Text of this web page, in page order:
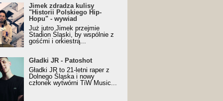
zdradza kulisy "Historii
Hip-Hopu" - wywiad
Jimek zdradza kulisy
"Historii Polskiego Hip-
Hopu" - wywiad
Już jutro Jimek przejmie
Stadion Śląski, by wspólnie z
gośćmi i orkiestrą...
JR - Patoshot
Gładki JR - Patoshot
Gładki JR to 21-letni raper z
Dolnego Śląska i nowy
członek wytwórni TiW Music...